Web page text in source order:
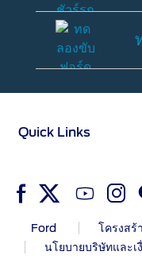
ข้อมูล SYNC
ข้อมูล SYNC
OTA สำหรับ
บริการหลังก
Customer
โปรแกรมกา
หรือ 50,000
เสนอ
ราคา
ชัวร์
ลอง
ฟ
อร์ด
Ford โครงสร้
นโยบายบริษัทและเ
Quick Links